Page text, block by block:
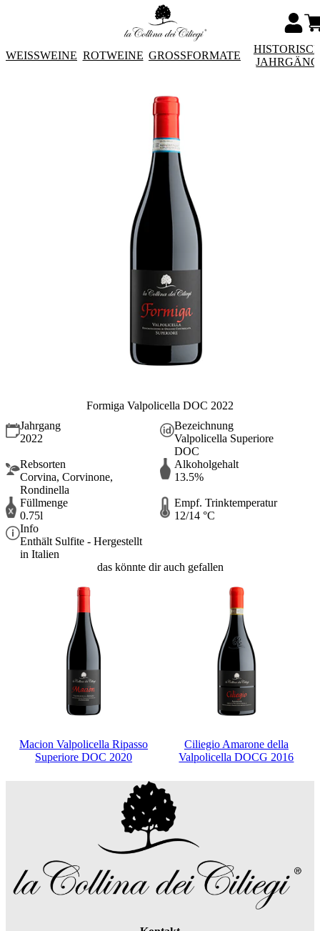
WEISSWEINE ROTWEINE GROSSFORMATE
Formiga Valpolicella DOC 2022
Jahrgang
2022
Bezeichnung
Valpolicella Superiore
DOC
Rebsorten
Corvina, Corvinone,
Rondinella
Alkoholgehalt
13.5%
Füllmenge
0.75l
Empf. Trinktemperatur
12/14 °C
Info
Enthält Sulfite - Hergestellt
in Italien
das könnte dir auch gefallen
Macion Valpolicella Ripasso
Superiore DOC 2020
Ciliegio Amarone della
Valpolicella DOCG 2016